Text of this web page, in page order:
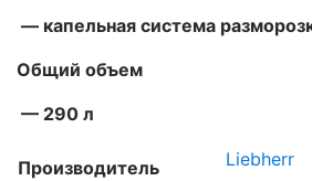
— капельная система
Общий объем
— 290 л
Производитель Liebherr